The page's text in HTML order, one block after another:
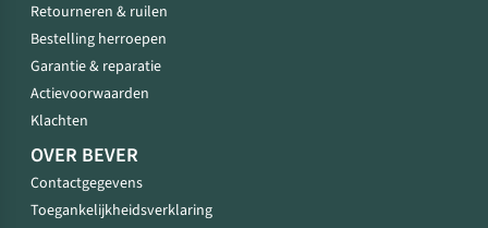
Retourneren & ruilen
Bestelling herroepen
Garantie & reparatie
Actievoorwaarden
Klachten
OVER BEVER
Contactgegevens
Toegankelijkheidsverklaring